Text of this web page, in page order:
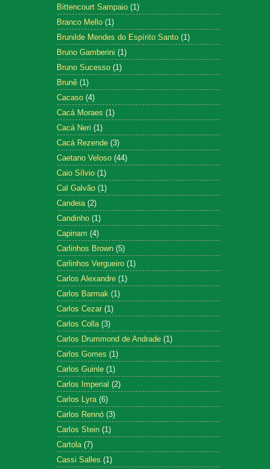
Bittencourt Sampaio (1)
Branco Mello (1)
Brunilde Mendes do Espírito Santo (1)
Bruno Gamberini (1)
Bruno Sucesso (1)
Brunê (1)
Cacaso (4)
Cacá Moraes (1)
Cacá Neri (1)
Cacá Rezende (3)
Caetano Veloso (44)
Caio Sílvio (1)
Cal Galvão (1)
Candeia (2)
Candinho (1)
Capinam (4)
Carlinhos Brown (5)
Carlinhos Vergueiro (1)
Carlos Alexandre (1)
Carlos Barmak (1)
Carlos Cezar (1)
Carlos Colla (3)
Carlos Drummond de Andrade (1)
Carlos Gomes (1)
Carlos Guinle (1)
Carlos Imperial (2)
Carlos Lyra (6)
Carlos Rennó (3)
Carlos Stein (1)
Cartola (7)
Cassi Salles (1)